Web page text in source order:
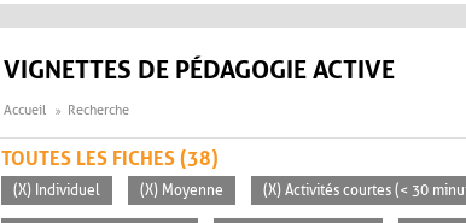
VIGNETTES DE PÉDAGOGIE ACTIVE
Accueil Recherche
TOUTES LES FICHES (38)
(X) Individuel (X) Moyenne (X) Activités courtes (< 30